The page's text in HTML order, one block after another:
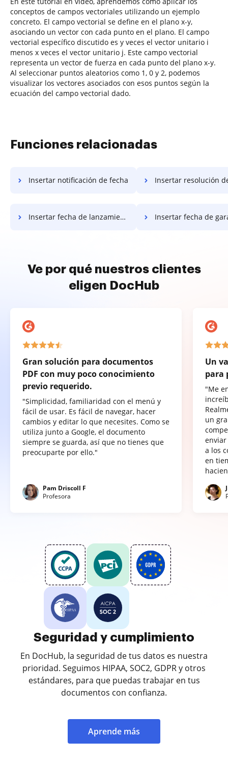
conceptos de campos vectoriales utilizando un ejemplo
concreto. El campo vectorial se define en el plano x-y,
asociando un vector con cada punto en el plano. El campo
vectorial específico discutido es y veces el vector unitario i
menos x veces el vector unitario j. Este campo vectorial
representa un vector de fuerza en cada punto del plano x-y.
Al seleccionar puntos aleatorios como 1, 0 y 2, podemos
visualizar los vectores asociados con esos puntos según la
ecuación del campo vectorial dado.
Funciones relacionadas
Insertar notificación de fecha Insertar resolución
Insertar fecha de lanzamiento Insertar fecha de
Ve por qué nuestros clientes
eligen DocHub
Gran solución para documentos
PDF con muy poco conocimiento
previo requerido.
"Simplicidad, familiaridad con el menú y
fácil de usar. Es fácil de navegar, hacer
cambios y editar lo que necesites. Como se
utiliza junto a Google, el documento
siempre se guarda, así que no tienes que
preocuparte por ello."
Pam Driscoll F
Profesora
Un
para
"Me
un
a los
en
Seguridad y cumplimiento
En DocHub, la seguridad de tus datos es nuestra
prioridad. Seguimos HIPAA, SOC2, GDPR y otros
estándares, para que puedas trabajar en tus
documentos con confianza.
Aprende más